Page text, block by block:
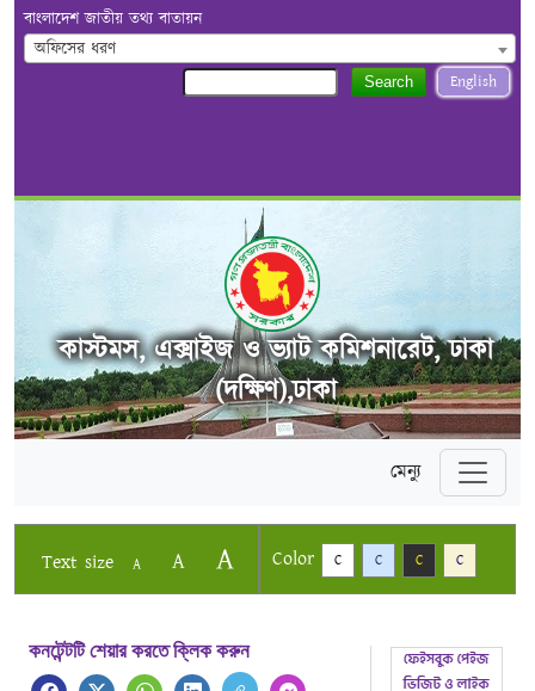
বাংলাদেশ জাতীয় তথ্য বাতায়ন
অফিসের ধরণ
English
Search
কাস্টমস, এক্সাইজ ও ভ্যাট কমিশনারেট, ঢাকা
(দক্ষিণ),ঢাকা
মেন্যু
Text size A A A Color C C C C
কনটেন্টটি শেয়ার করতে ক্লিক করুন